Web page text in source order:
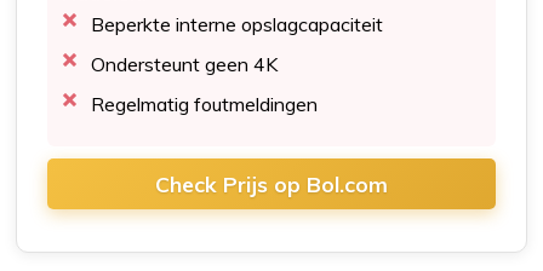
Beperkte interne opslagcapaciteit
Ondersteunt geen 4K
Regelmatig foutmeldingen
Check Prijs op Bol.com